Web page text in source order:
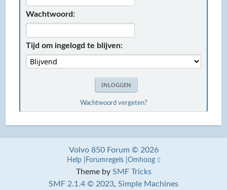
Wachtwoord:
Tijd om ingelogd te blijven:
Wachtwoord vergeten?
Theme by SMF Tricks
SMF 2.1.4 © 2023, Simple Machines
Volvo 850 Forum © 2026
Help Forumregels Omhoog